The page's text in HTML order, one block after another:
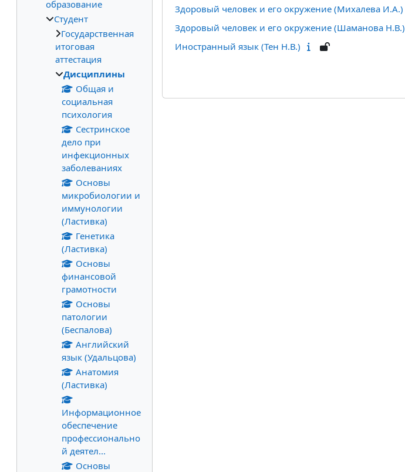
Здоровый человек и его окружение (Михалева И.А.)
Здоровый человек и его окружение (Шаманова Н.В.)
Иностранный язык (Тен Н.В.)
образование
Студент
Государственная
итоговая
аттестация
Дисциплины
Общая и
социальная
психология
Сестринское
дело при
инфекционных
заболеваниях
Основы
микробиологии и
иммунологии
(Ластивка)
Генетика
(Ластивка)
Основы
финансовой
грамотности
Основы
патологии
(Беспалова)
Английский
язык (Удальцова)
Анатомия
(Ластивка)
Информационное
обеспечение
профессионально
й деятел...
Основы